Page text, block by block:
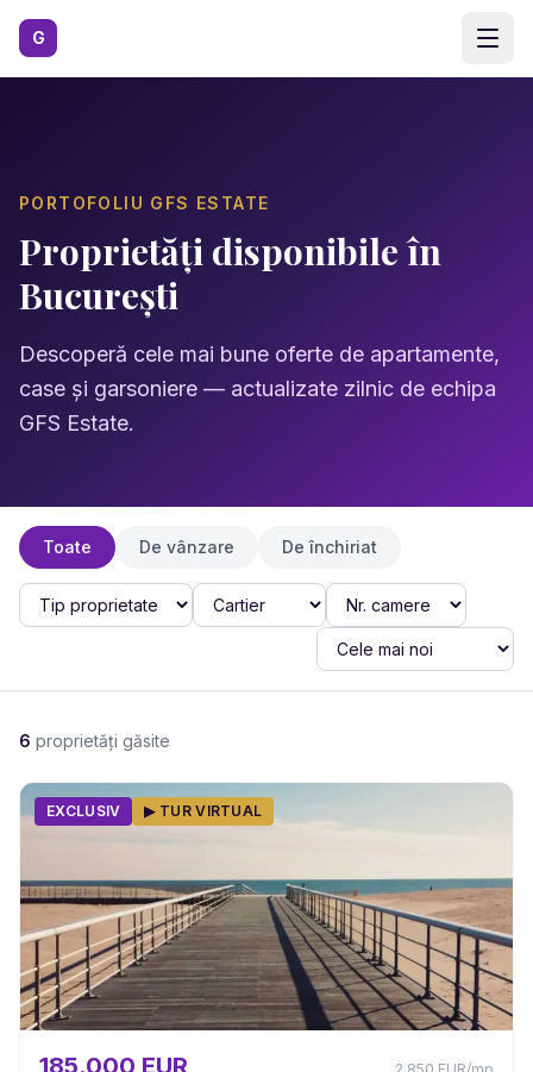
Sari la conținutul principal
G
PORTOFOLIU GFS ESTATE
Proprietăți disponibile în
București
Descoperă cele mai bune oferte de apartamente,
case și garsoniere — actualizate zilnic de echipa
GFS Estate.
Toate De vânzare De închiriat
6 proprietăți găsite
EXCLUSIV ▶ TUR VIRTUAL
185.000 EUR